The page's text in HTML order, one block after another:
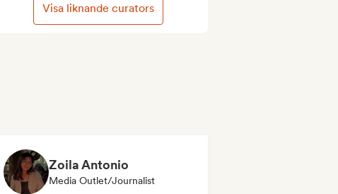
Visa liknande curators
Zoila Antonio
Media Outlet/Journalist